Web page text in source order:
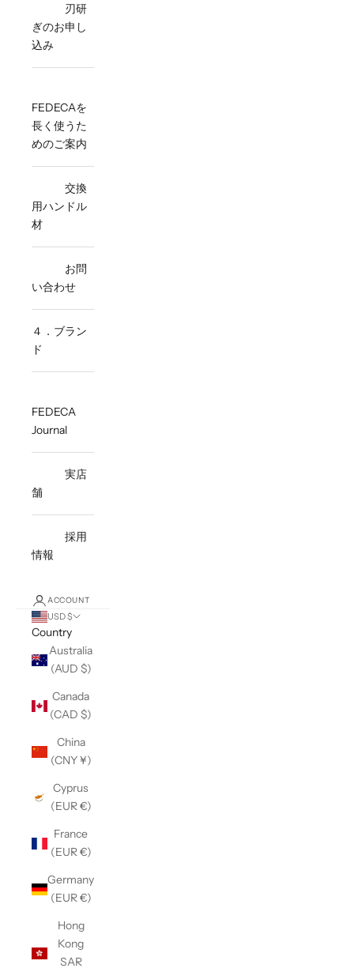
刃研
ぎのお申し
込み
FEDECAを
長く使うた
めのご案内
交換
用ハンドル
材
お問
い合わせ
４．ブラン
ド
FEDECA
Journal
実店
舗
採用
情報
ACCOUNT
USD $
Country
Australia
(AUD $)
Canada
(CAD $)
China
(CNY ¥)
Cyprus
(EUR €)
France
(EUR €)
Germany
(EUR €)
Hong
Kong
SAR